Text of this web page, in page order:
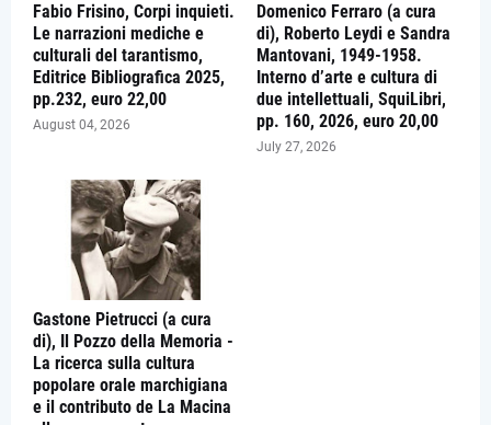
Fabio Frisino, Corpi inquieti.
Le narrazioni mediche e
culturali del tarantismo,
Editrice Bibliografica 2025,
pp.232, euro 22,00
August 04, 2026
Domenico Ferraro (a cura
di), Roberto Leydi e Sandra
Mantovani, 1949-1958.
Interno d’arte e cultura di
due intellettuali, SquiLibri,
pp. 160, 2026, euro 20,00
July 27, 2026
Gastone Pietrucci (a cura
di), Il Pozzo della Memoria -
La ricerca sulla cultura
popolare orale marchigiana
e il contributo de La Macina